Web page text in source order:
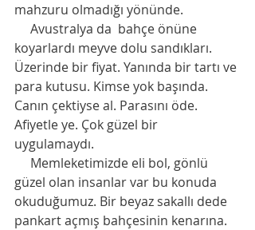
mahzuru olmadığı yönünde.
koyarlardı meyve dolu sandıkları.
Üzerinde bir fiyat. Yanında bir tartı ve
para kutusu. Kimse yok başında.
Canın çektiyse al. Parasını öde.
Afiyetle ye. Çok güzel bir
uygulamaydı.
güzel olan insanlar var bu konuda
okuduğumuz. Bir beyaz sakallı dede
pankart açmış bahçesinin kenarına.